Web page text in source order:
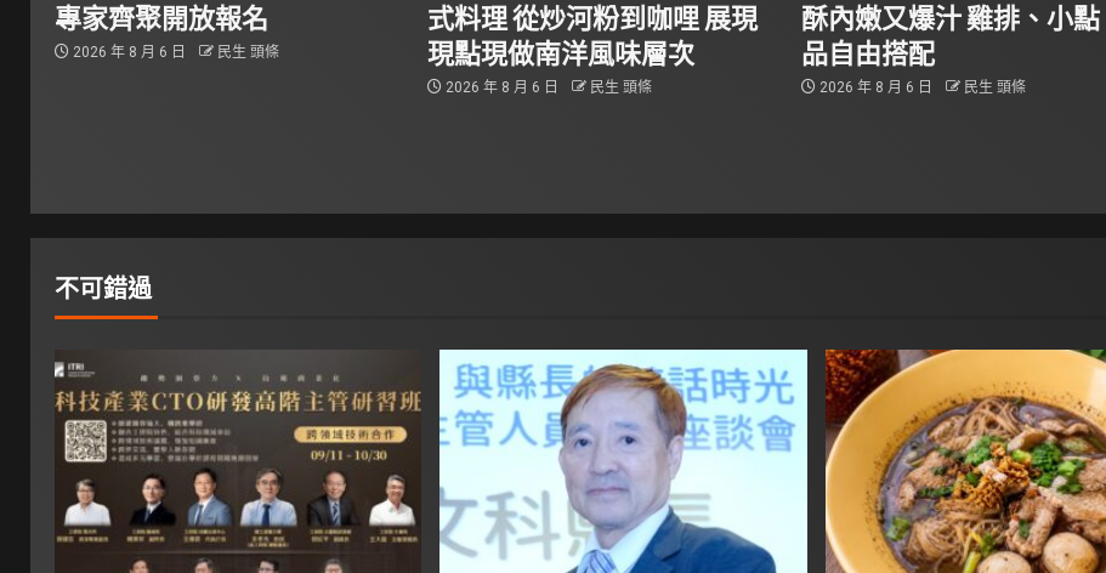
專家齊聚開放報名
2026 年 8 月 6 日 民生 頭條
式料理 從炒河粉到咖哩 展現
現點現做南洋風味層次
2026 年 8 月 6 日 民生 頭條
酥內嫩又爆汁 雞排、小
品自由搭配
2026 年 8 月 6 日 民生 頭條
不可錯過